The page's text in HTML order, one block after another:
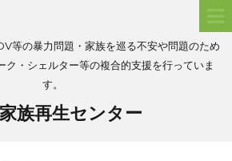
等の暴力問題・家族を巡る不安や問題のため
ク・シェルター等の複合的支援を行っていま
す。
族再生センター